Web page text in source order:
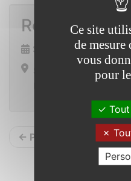
Repas du
Samedi 10
Saint Vincent sur
← Précédents
Ce site
de mesure
vous
pour